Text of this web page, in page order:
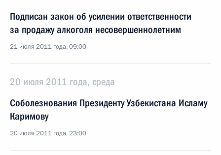
Подписан закон об усилении ответственности
за продажу алкоголя несовершеннолетним
21 июля 2011 года, 09:00
20 июля 2011 года, среда
Соболезнования Президенту Узбекистана Исламу
Каримову
20 июля 2011 года, 23:00